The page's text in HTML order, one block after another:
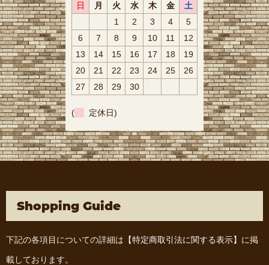
日 月 火 水 木 金
土
1
2 3 4
5
6
7 8 9 10 11
12
13
14 15 16 17 18
19
20
21 22 23 24 25
26
27
28 29 30
( 定休日)
Shopping Guide
下記の各項目についての詳細は 【特定商取引法に関する表示】 に掲
載しております。